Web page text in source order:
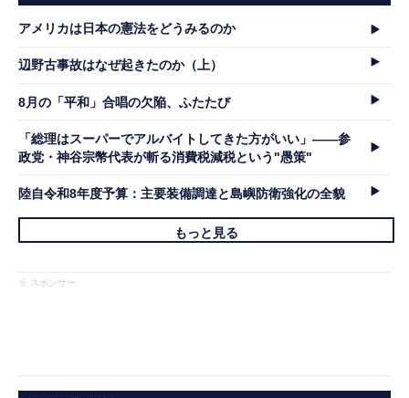
アメリカは日本の憲法をどうみるのか
辺野古事故はなぜ起きたのか（上）
8月の「平和」合唱の欠陥、ふたたび
「総理はスーパーでアルバイトしてきた方がいい」――参
政党・神谷宗幣代表が斬る消費税減税という"愚策"
陸自令和8年度予算：主要装備調達と島嶼防衛強化の全貌
もっと見る
※ スポンサー